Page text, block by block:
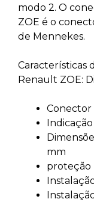
modo 2. O
ZOE é o
de Mennekes.
Características
Renault ZOE:
Conector
mm
proteção